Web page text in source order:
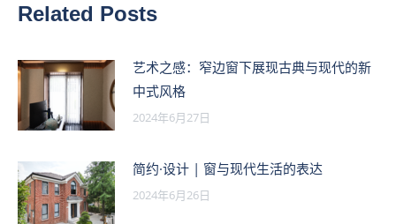
Related Posts
艺术之感：窄边窗下展现古典与现代的新
中式风格
2024年6月27日
简约·设计 | 窗与现代生活的表达
2024年6月26日